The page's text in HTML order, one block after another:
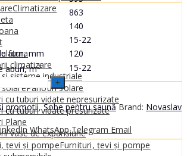
Climatizare
climatizare
si sisteme industriale
Panouri solare
cu tuburi vidate nepresurizate
cu tuburi vidate presurizate
Plane
vase de expansiune
Furnituri, țevi și pompe
863
140
15-22
fum, mm
120
aburi, m3
15-22
promotii,Sobe pentru saună Brand: Novaslav
WhatsApp Telegram Email